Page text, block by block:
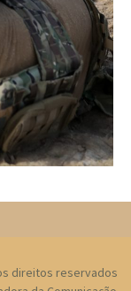
direitos reservados